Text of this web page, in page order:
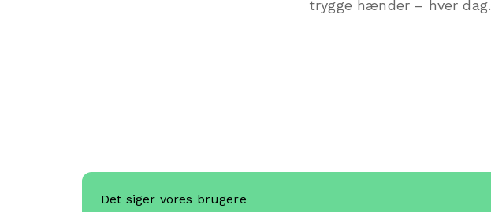
trygge hænder – hver dag.
Det siger vores brugere